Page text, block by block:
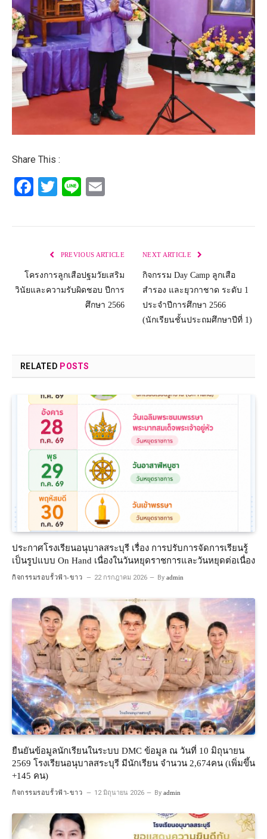
Share This :
Facebook
Twitter
Line
PREVIOUS ARTICLE
โครงการลูกเสือปฐมวัยเสริม
วินัยและความรับผิดชอบ ปีการ
ศึกษา 2566
NEXT ARTICLE
กิจกรรม Day Camp ลูกเสือ
สำรอง และยุวกาชาด ระดับ 1
ประจำปีการศึกษา 2566
(นักเรียนชั้นประถมศึกษาปีที่ 1)
RELATED POSTS
ประกาศโรงเรียนอนุบาลสระบุรี เรื่อง การปรับการจัดการเรียนรู้
เป็นรูปแบบ On Hand เนื่องในวันหยุดราชการและวันหยุดต่อเนื่อง
กิจกรรมรอบรั้วฟ้า-ขาว 22 กรกฎาคม 2026 By admin
ยืนยันข้อมูลนักเรียนในระบบ DMC ข้อมูล ณ วันที่ 10 มิถุนายน
2569 โรงเรียนอนุบาลสระบุรี มีนักเรียน จำนวน 2,674คน (เพิ่มขึ้น
+145 คน)
กิจกรรมรอบรั้วฟ้า-ขาว 12 มิถุนายน 2026 By admin